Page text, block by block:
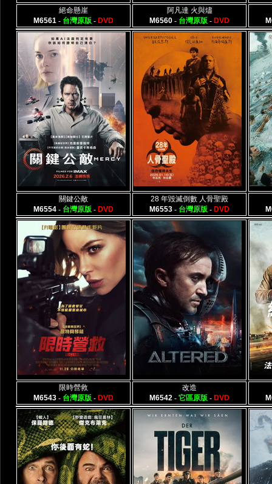
絕命懸崖
M6561 - 台灣原版 - DVD
阿凡達 火與燼
M6560 - 台灣原版 - DVD
關鍵公敵
M6554 - 台灣原版 - DVD
28 年毀滅倒數 人骨聖殿
M6553 - 台灣原版 - DVD
限時營救
M6543 - 台灣原版 - DVD
改造
M6542 - 它區原版 - DVD